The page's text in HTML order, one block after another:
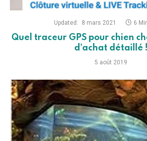
Updated: 8 mars 2021 6
Quel traceur GPS pour chien
d’achat détaillé !
5 août 2019